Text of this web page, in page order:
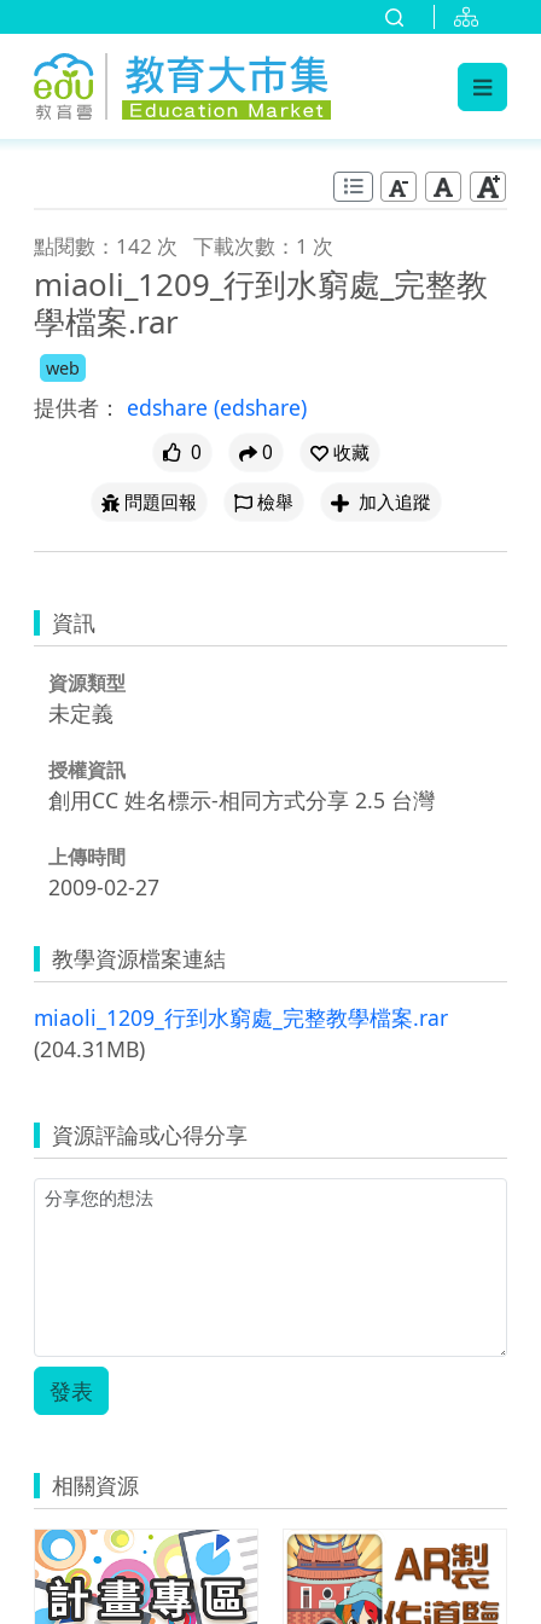
點閱數：142 次 下載次數：1 次
miaoli_1209_行到水窮處_完整教
學檔案.rar
web
提供者： edshare (edshare)
0 0
收藏
問題回報
檢舉 加入追蹤
資訊
資源類型
未定義
授權資訊
創用CC 姓名標示-相同方式分享 2.5 台灣
上傳時間
2009-02-27
教學資源檔案連結
miaoli_1209_行到水窮處_完整教學檔案.rar
(204.31MB)
資源評論或心得分享
發表
相關資源